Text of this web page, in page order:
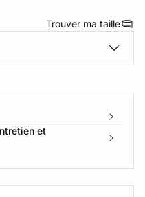
Trouver ma taille
et